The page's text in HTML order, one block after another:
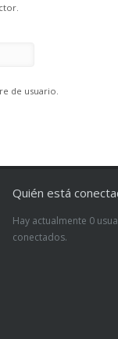
de usuario.
Quién está
Hay actualmente 0
conectados.